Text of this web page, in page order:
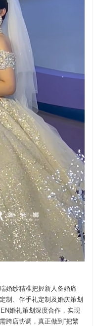
婚纱精准把握新人备婚痛
制、伴手礼定制及婚庆策划
婚礼策划深度合作，实现
跨店协调，真正做到“把繁